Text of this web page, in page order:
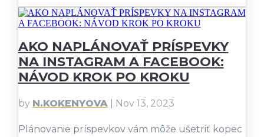
AKO NAPLÁNOVAŤ PRÍSPEVKY
NA INSTAGRAM A FACEBOOK:
NÁVOD KROK PO KROKU
by N.KOKENYOVA| Nov 13, 2023
Plánovanie príspevkov vám môže ušetriť kopec